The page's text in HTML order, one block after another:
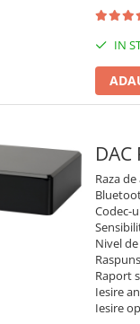
IN
DAC
Raza
Codec-
Nivel
Raport
Iesire
Iesire